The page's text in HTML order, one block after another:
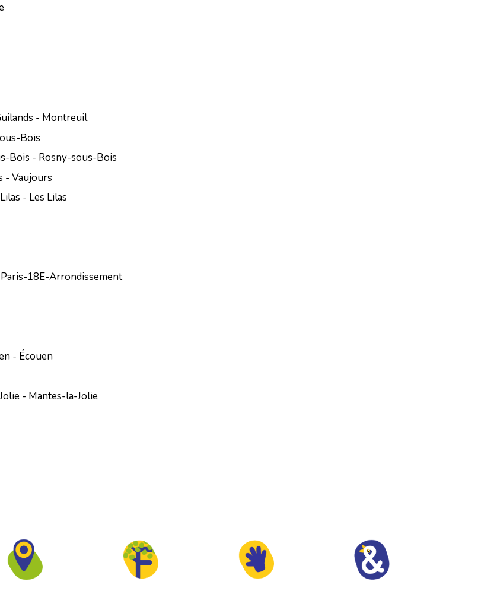
- Montreuil
Bois
Bois - Rosny-sous-Bois
- Vaujours
- Les Lilas
18E-Arrondissement
- Écouen
- Mantes-la-Jolie